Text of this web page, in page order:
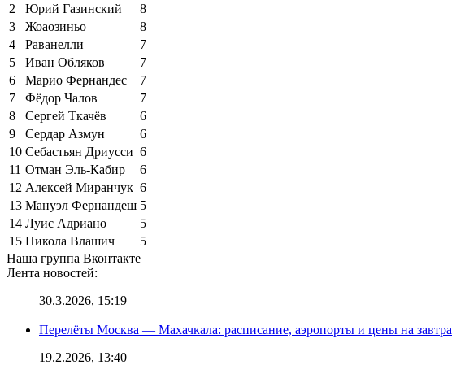
2
Юрий Газинский
8
3
Жоаозиньо
8
4
Раванелли
7
5
Иван Обляков
7
6
Марио Фернандес
7
7
Фёдор Чалов
7
8
Сергей Ткачёв
6
9
Сердар Азмун
6
10 Себастьян Дриусси 6
11 Отман Эль-Кабир
6
12 Алексей Миранчук 6
13 Мануэл Фернандеш 5
14 Луис Адриано
5
15 Никола Влашич
5
Наша группа Вконтакте
Лента новостей:
30.3.2026, 15:19
Перелёты Москва — Махачкала: расписание, аэропорты и цены на завтра
19.2.2026, 13:40